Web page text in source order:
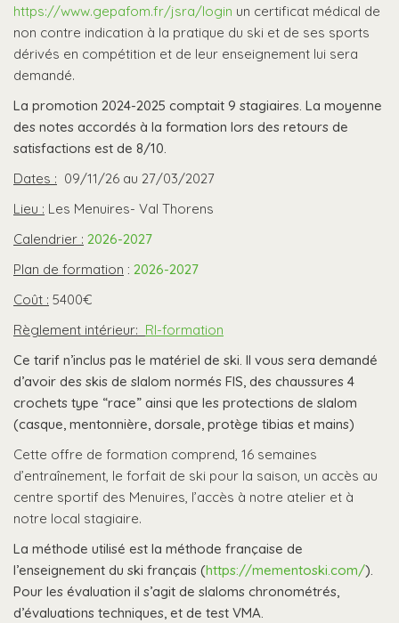
https://www.gepafom.fr/jsra/login un certificat médical de
non contre indication à la pratique du ski et de ses sports
dérivés en compétition et de leur enseignement lui sera
demandé.
La promotion 2024-2025 comptait 9 stagiaires. La moyenne
des notes accordés à la formation lors des retours de
satisfactions est de 8/10.
Dates : 09/11/26 au 27/03/2027
Lieu : Les Menuires- Val Thorens
Calendrier : 2026-2027
Plan de formation : 2026-2027
Coût : 5400€
Règlement intérieur: RI-formation
Ce tarif n’inclus pas le matériel de ski. Il vous sera demandé
d’avoir des skis de slalom normés FIS, des chaussures 4
crochets type “race” ainsi que les protections de slalom
(casque, mentonnière, dorsale, protège tibias et mains)
Cette offre de formation comprend, 16 semaines
d’entraînement, le forfait de ski pour la saison, un accès au
centre sportif des Menuires, l’accès à notre atelier et à
notre local stagiaire.
La méthode utilisé est la méthode française de
l’enseignement du ski français (https://mementoski.com/).
Pour les évaluation il s’agit de slaloms chronométrés,
d’évaluations techniques, et de test VMA.